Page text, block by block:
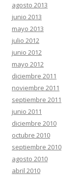
agosto 2013
junio 2013
mayo 2013
julio 2012
junio 2012
mayo 2012
diciembre 2011
noviembre 2011
septiembre 2011
junio 2011
diciembre 2010
octubre 2010
septiembre 2010
agosto 2010
abril 2010